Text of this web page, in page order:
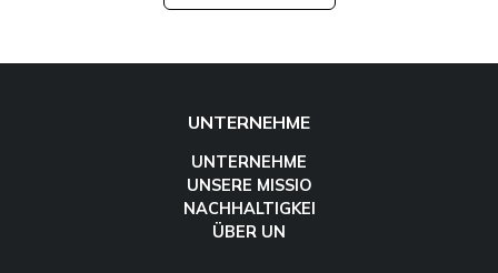
UNTERNEHME
UNTERNEHME
UNSERE MISSIO
NACHHALTIGKEI
ÜBER UN